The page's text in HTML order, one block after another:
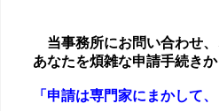
当事務所にお問い合わせ
あなたを煩雑な申請手続き
「申請は専門家にまかして